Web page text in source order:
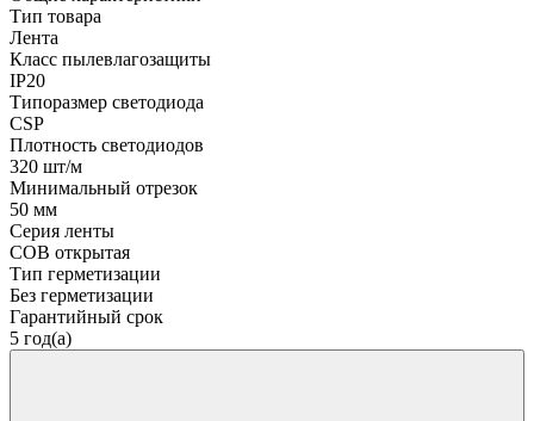
Тип товара
Лента
Класс пылевлагозащиты
IP20
Типоразмер светодиода
CSP
Плотность светодиодов
320 шт/м
Минимальный отрезок
50 мм
Серия ленты
COB открытая
Тип герметизации
Без герметизации
Гарантийный срок
5 год(а)